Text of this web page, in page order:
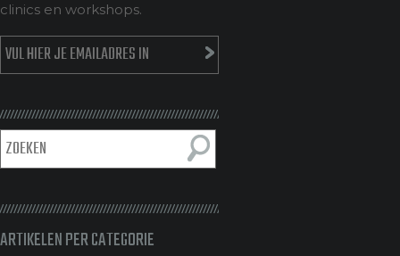
clinics en workshops.
ARTIKELEN PER CATEGORIE